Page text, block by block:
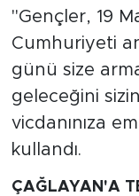
"Gençler, 19
Cumhuriyeti
günü size
geleceğini
vicdanınıza
kullandı.
ÇAĞLAYAN'A